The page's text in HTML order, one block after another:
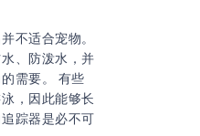
不适合宠物。
、防泼水，并
需要。 有些
，因此能够长
踪器是必不可